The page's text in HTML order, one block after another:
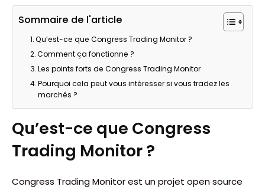
Sommaire de l'article
Qu’est-ce que Congress Trading Monitor ?
Comment ça fonctionne ?
Les points forts de Congress Trading Monitor
Pourquoi cela peut vous intéresser si vous tradez les
marchés ?
Qu’est-ce que Congress
Trading Monitor ?
Congress Trading Monitor est un projet open source